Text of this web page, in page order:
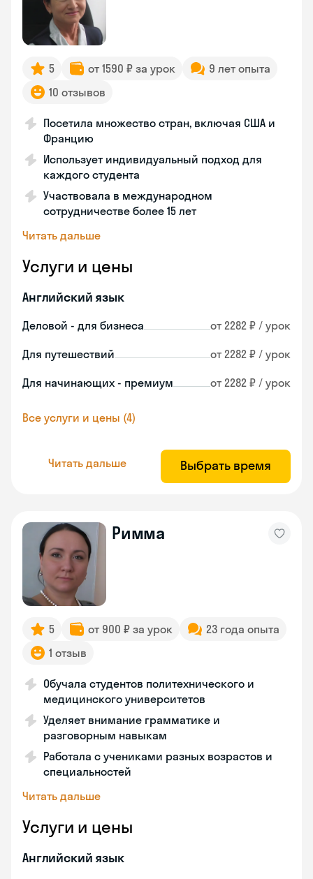
5 от 1590 ₽ за урок
9 лет опыта
10 отзывов
Посетила множество стран, включая США и
Францию
Использует индивидуальный подход для
каждого студента
Участвовала в международном
сотрудничестве более 15 лет
Читать дальше
Услуги и цены
Английский язык
Деловой - для бизнеса от 2282 ₽ / урок
Для путешествий от 2282 ₽ / урок
Для начинающих - премиум от 2282 ₽ / урок
Все услуги и цены (4)
Читать дальше Выбрать время
Римма
5 от 900 ₽ за урок
23 года опыта
1 отзыв
Обучала студентов политехнического и
медицинского университетов
Уделяет внимание грамматике и
разговорным навыкам
Работала с учениками разных возрастов и
специальностей
Читать дальше
Услуги и цены
Английский язык